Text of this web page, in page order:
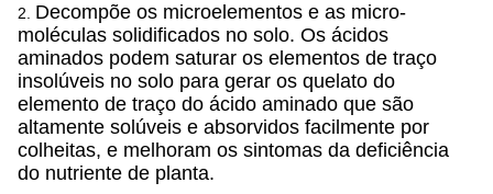
2. Decompõe os microelementos e as micro-
moléculas solidificados no solo. Os ácidos
aminados podem saturar os elementos de traço
insolúveis no solo para gerar os quelato do
elemento de traço do ácido aminado que são
altamente solúveis e absorvidos facilmente por
colheitas, e melhoram os sintomas da deficiência
do nutriente de planta.